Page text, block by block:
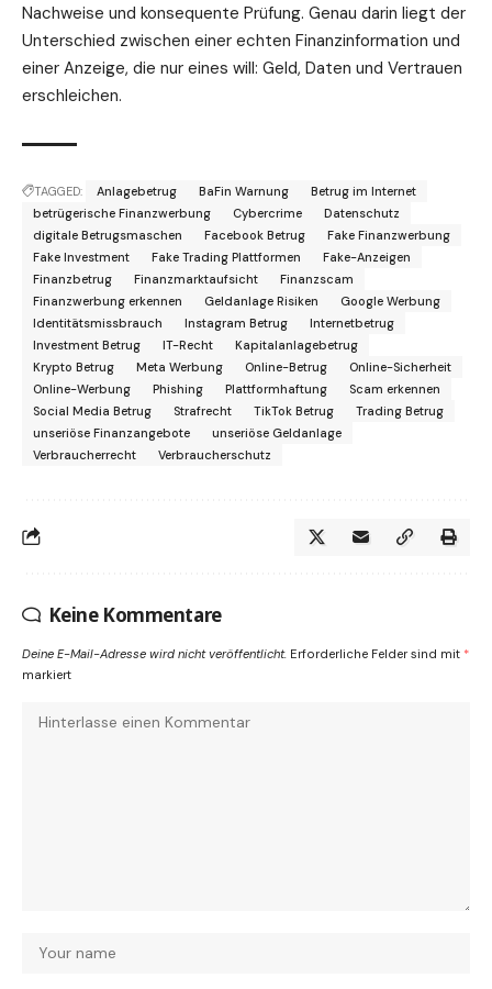
Nachweise und konsequente Prüfung. Genau darin liegt der
Unterschied zwischen einer echten Finanzinformation und
einer Anzeige, die nur eines will: Geld, Daten und Vertrauen
erschleichen.
TAGGED: Anlagebetrug BaFin Warnung
Betrug im Internet
betrügerische Finanzwerbung
Cybercrime
Datenschutz
digitale Betrugsmaschen
Facebook Betrug
Fake Finanzwerbung
Fake Investment
Fake Trading Plattformen
Fake-Anzeigen
Finanzbetrug
Finanzmarktaufsicht
Finanzscam
Finanzwerbung erkennen
Geldanlage Risiken
Google Werbung
Identitätsmissbrauch
Instagram Betrug
Internetbetrug
Investment Betrug
IT-Recht
Kapitalanlagebetrug
Krypto Betrug
Meta Werbung Online-Betrug
Online-Sicherheit
Online-Werbung
Phishing Plattformhaftung
Scam erkennen
Social Media Betrug
Strafrecht TikTok Betrug
Trading Betrug
unseriöse Finanzangebote
unseriöse Geldanlage
Verbraucherrecht
Verbraucherschutz
Keine Kommentare
Deine E-Mail-Adresse wird nicht veröffentlicht. Erforderliche Felder sind mit *
markiert